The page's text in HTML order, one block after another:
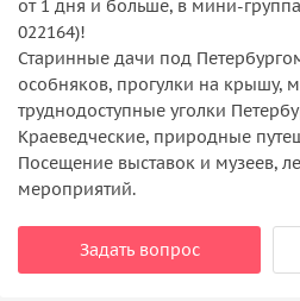
от 1 дня и больше, в мини-
022164)!
Старинные дачи под
особняков, прогулки на крышу,
труднодоступные уголки
Краеведческие, природные
Посещение выставок и музеев,
мероприятий.
Задать вопрос